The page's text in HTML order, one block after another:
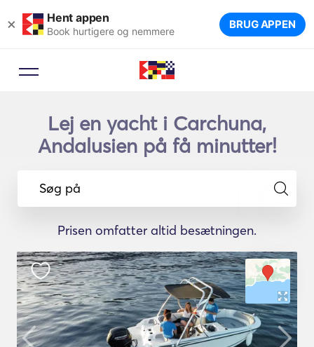
× Hent appen
Book hurtigere og nemmere BRUG APPEN
Lej en yacht i Carchuna,
Andalusien på få minutter!
Søg på
Prisen omfatter altid besætningen.